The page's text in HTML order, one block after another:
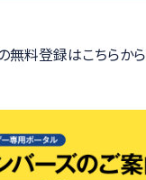
無料登録はこちらから